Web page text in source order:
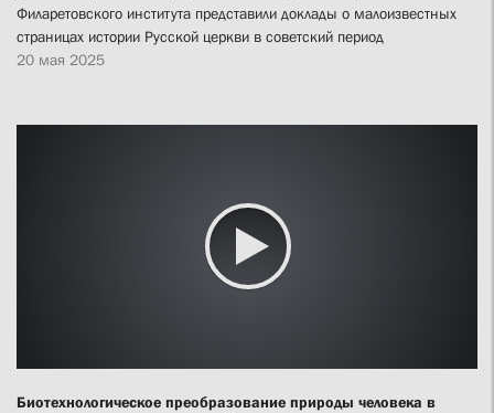
Филаретовского института представили доклады о малоизвестных
страницах истории Русской церкви в советский период
20 мая 2025
Биотехнологическое преобразование природы человека в